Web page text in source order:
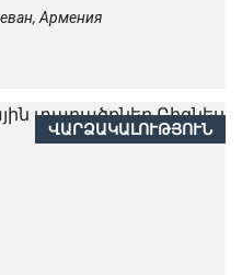
Армения
ՎԱՐՁԱԿԱԼՈՒԹՅՈՒՆ